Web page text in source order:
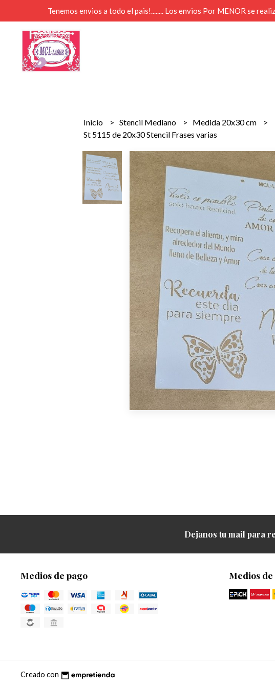
Tenemos envios a todo el pais!........ Los envios Por MENOR se
Inicio Stencil Mediano
Medida 20x30 cm
St 5115 de 20x30 Stencil Frases varias
Dejanos tu mail para
Medios de pago Medios
Creado con